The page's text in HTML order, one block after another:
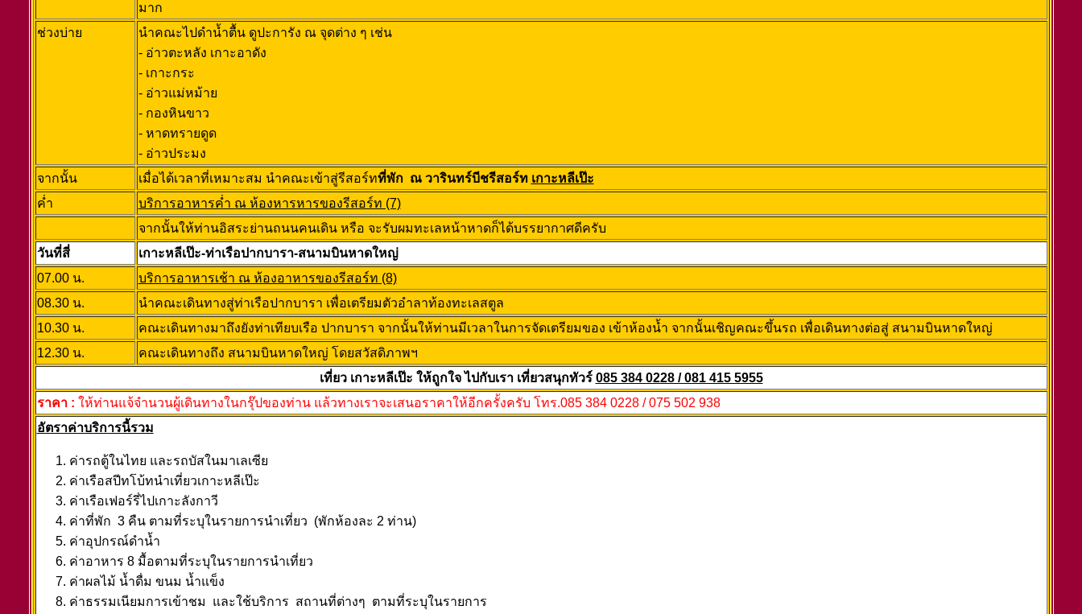
มาก
ช่วงบ่าย
นำคณะไปดำน้ำตื้น ดูปะการัง ณ จุดต่าง ๆ เช่น
- อ่าวตะหลัง เกาะอาดัง
- เกาะกระ
- อ่าวแม่หม้าย
- กองหินขาว
- หาดทรายดูด
- อ่าวประมง
จากนั้น
เมื่อได้เวลาที่เหมาะสม นำคณะเข้าสู่รีสอร์ทที่พัก ณ วารินทร์บีชรีสอร์ท เกาะหลีเป๊ะ
ค่ำ
บริการอาหารค่ำ ณ ห้องหารหารของรีสอร์ท (7)
จากนั้นให้ท่านอิสระย่านถนนคนเดิน หรือ จะรับผมทะเลหน้าหาดก็ได้บรรยากาศดีครับ
วันที่สี่
เกาะหลีเป๊ะ-ท่าเรือปากบารา-สนามบินหาดใหญ่
07.00 น.
บริการอาหารเช้า ณ ห้องอาหารของรีสอร์ท (8)
08.30 น.
นำคณะเดินทางสู่ท่าเรือปากบารา เพื่อเตรียมตัวอำลาท้องทะเลสตูล
10.30 น.
คณะเดินทางมาถึงยังท่าเทียบเรือ ปากบารา จากนั้นให้ท่านมีเวลาในการจัดเตรียมของ เข้าห้องน้ำ จากนั้นเชิญคณะขึ้นรถ เพื่อเดินทางต่อสู่ สนามบินหาดใหญ่
12.30 น.
คณะเดินทางถึง สนามบินหาดใหญ่ โดยสวัสดิภาพฯ
เที่ยว เกาะหลีเป๊ะ ให้ถูกใจ ไปกับเรา เที่ยวสนุกทัวร์ 085 384 0228 / 081 415 5955
ราคา : ให้ท่านแจ้จำนวนผู้เดินทางในกรุ๊ปของท่าน แล้วทางเราจะเสนอราคาให้อีกครั้งครับ โทร.085 384 0228 / 075 502 938
อัตราค่าบริการนี้รวม
ค่ารถตู้ในไทย และรถบัสในมาเลเซีย
ค่าเรือสปีทโบ้ทนำเที่ยวเกาะหลีเป๊ะ
ค่าเรือเฟอร์รี่ไปเกาะลังกาวี
ค่าที่พัก 3 คืน ตามที่ระบุในรายการนำเที่ยว (พักห้องละ 2 ท่าน)
ค่าอุปกรณ์ดำน้ำ
ค่าอาหาร 8 มื้อตามที่ระบุในรายการนำเที่ยว
ค่าผลไม้ น้ำดื่ม ขนม น้ำแข็ง
ค่าธรรมเนียมการเข้าชม และใช้บริการ สถานที่ต่างๆ ตามที่ระบุในรายการ